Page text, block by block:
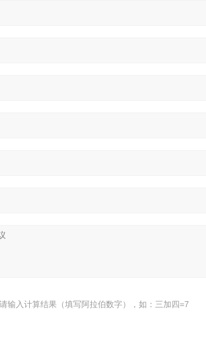
请输入计算结果（填写阿拉伯数字），如：三加四=7